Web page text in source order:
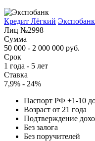
Кредит Лёгкий Экспобанк
Лиц №2998
Сумма
50 000 - 2 000 000 руб.
Срок
1 года - 5 лет
Ставка
7,9% - 24%
Паспорт РФ +1-10
Возраст от 21 года
Подтверждение
Без залога
Без поручителей